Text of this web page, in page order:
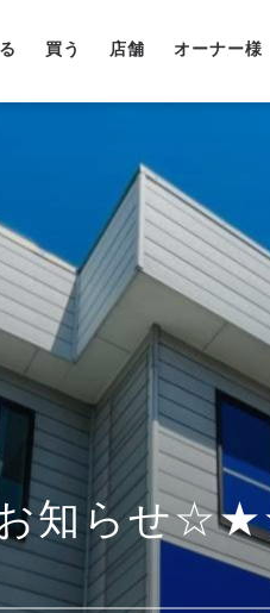
買う 店舗 オーナー様
知らせ